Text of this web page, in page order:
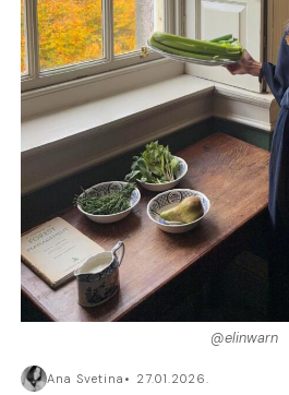
@elinwarn
Ana Svetina 27.01.2026.